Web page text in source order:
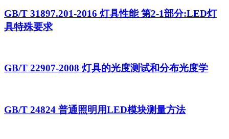
GB/T 31897.201-2016 灯具性能 第2-1部分:LED灯
具特殊要求
GB/T 22907-2008 灯具的光度测试和分布光度学
GB/T 24824 普通照明用LED模块测量方法